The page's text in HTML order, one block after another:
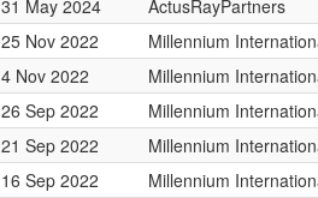
31 May 2024
ActusRayPartners
25 Nov 2022
Millennium
4 Nov 2022
Millennium
26 Sep 2022
Millennium
21 Sep 2022
Millennium
16 Sep 2022
Millennium